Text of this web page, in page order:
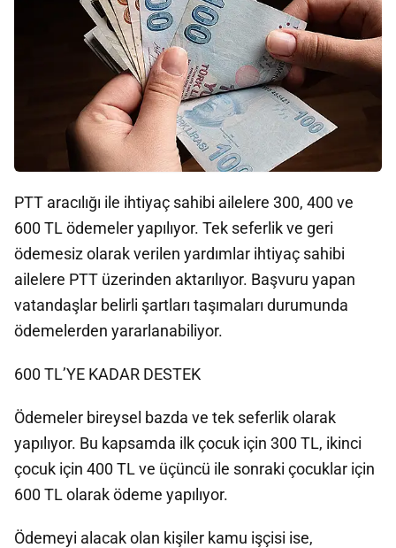
PTT aracılığı ile ihtiyaç sahibi ailelere 300, 400 ve
600 TL ödemeler yapılıyor. Tek seferlik ve geri
ödemesiz olarak verilen yardımlar ihtiyaç sahibi
ailelere PTT üzerinden aktarılıyor. Başvuru yapan
vatandaşlar belirli şartları taşımaları durumunda
ödemelerden yararlanabiliyor.
600 TL’YE KADAR DESTEK
Ödemeler bireysel bazda ve tek seferlik olarak
yapılıyor. Bu kapsamda ilk çocuk için 300 TL, ikinci
çocuk için 400 TL ve üçüncü ile sonraki çocuklar için
600 TL olarak ödeme yapılıyor.
Ödemeyi alacak olan kişiler kamu işçisi ise,